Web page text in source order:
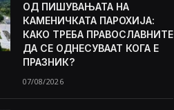
ОД ПИШУВАЊАТА НА
КАМЕНИЧКАТА ПАРОХИЈА:
КАКО ТРЕБА ПРАВОСЛАВНИТЕ
ДА СЕ ОДНЕСУВААТ КОГА Е
ПРАЗНИК?
07/08/2026